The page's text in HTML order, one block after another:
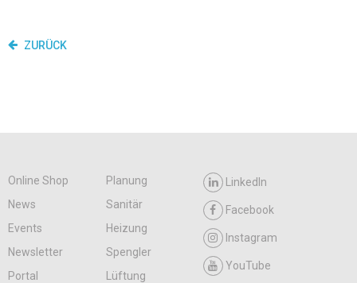
ZURÜCK
Online Shop
Planung
News
Sanitär
Events
Heizung
Newsletter
Spengler
Portal
Lüftung
LinkedIn
Facebook
Instagram
YouTube